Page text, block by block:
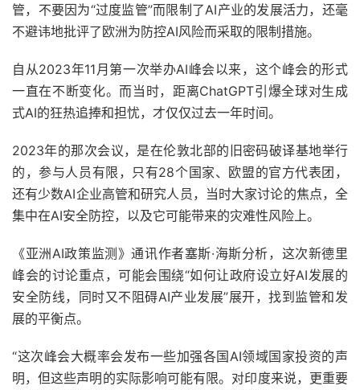
管，不要因为“过度监管”而限制了AI产业的发展活力，还毫
不避讳地批评了欧洲为防控AI风险而采取的限制措施。
自从2023年11月第一次举办AI峰会以来，这个峰会的形式
一直在不断变化。而当时，距离ChatGPT引爆全球对生成
式AI的狂热追捧和担忧，才仅仅过去一年时间。
2023年的那次会议，是在伦敦北部的旧密码破译基地举行
的，参与人员有限，只有28个国家、欧盟的官方代表团，
还有少数AI企业高管和研究人员，当时大家讨论的焦点，全
集中在AI安全防控，以及它可能带来的灾难性风险上。
《亚洲AI政策监测》通讯作者塞斯·海斯分析，这次新德里
峰会的讨论重点，可能会围绕“如何让政府设立好AI发展的
安全防线，同时又不阻碍AI产业发展”展开，找到监管和发
展的平衡点。
“这次峰会大概率会发布一些加强各国AI领域国家投资的声
明，但这些声明的实际影响可能有限。对印度来说，更重要